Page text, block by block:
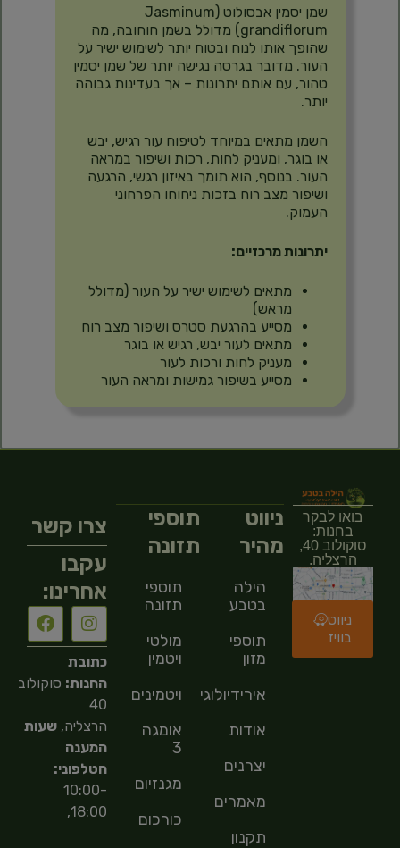
שמן יסמין אבסולוט (Jasminum
grandiflorum) מדולל בשמן חוחובה, מה
שהופך אותו לנוח ובטוח יותר לשימוש ישיר על
העור. מדובר בגרסה נגישה יותר של שמן יסמין
טהור, עם אותם יתרונות – אך בעדינות גבוהה
יותר.
השמן מתאים במיוחד לטיפוח עור רגיש, יבש
או בוגר, ומעניק לחות, רכות ושיפור במראה
העור. בנוסף, הוא תומך באיזון רגשי, הרגעה
ושיפור מצב רוח בזכות ניחוחו הפרחוני
העמוק.
יתרונות מרכזיים:
מתאים לשימוש ישיר על העור (מדולל
מראש)
מסייע בהרגעת סטרס ושיפור מצב רוח
מתאים לעור יבש, רגיש או בוגר
מעניק לחות ורכות לעור
מסייע בשיפור גמישות ומראה העור
בואו לבקר
בחנות:
סוקולוב 40,
הרצליה.
ניווט
בוויז
ניווט
מהיר
הילה
בטבע
תוספי
מזון
אירידיולוגיה
אודות
יצרנים
מאמרים
תקנון
תוספי
תזונה
תוספי
תזונה
מולטי
ויטמין
ויטמינים
אומגה
3
מגנזיום
כורכום
צרו קשר
עקבו
אחרינו:
כתובת
החנות: סוקולוב
40
הרצליה,שעות
המענה
הטלפוני:
10:00-
18:00,